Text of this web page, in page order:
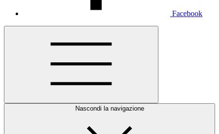
Facebook
Nascondi la navigazione